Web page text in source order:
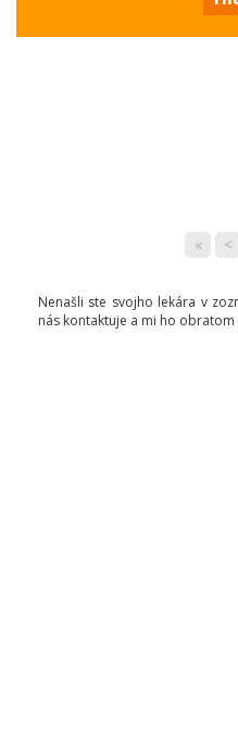
« <
Nenašli ste svojho lekára v
nás kontaktuje a mi ho